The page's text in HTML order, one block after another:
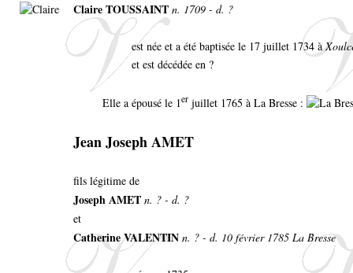
Claire TOUSSAINT n. 1709 - d. ?
est née et a été baptisée le 17 juillet 1734 à
et est décédée en ?
Elle a épousé le 1er juillet 1765 à La Bresse :
Jean Joseph AMET
fils légitime de
Joseph AMET n. ? - d. ?
et
Catherine VALENTIN n. ? - d. 10 février 1785 La Bresse